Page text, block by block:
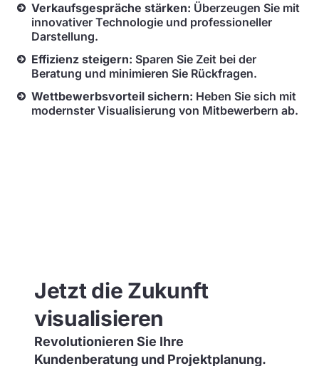
Verkaufsgespräche stärken: Überzeugen Sie mit
innovativer Technologie und professioneller
Darstellung.
Effizienz steigern: Sparen Sie Zeit bei der
Beratung und minimieren Sie Rückfragen.
Wettbewerbsvorteil sichern: Heben Sie sich mit
modernster Visualisierung von Mitbewerbern ab.
Jetzt die Zukunft
visualisieren
Revolutionieren Sie Ihre
Kundenberatung und Projektplanung.